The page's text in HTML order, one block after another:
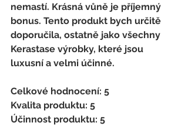
nemastí. Krásná vůně je příjemný
bonus. Tento produkt bych určitě
doporučila, ostatně jako všechny
Kerastase výrobky, které jsou
luxusní a velmi účinné.
Celkové hodnocení: 5
Kvalita produktu: 5
Účinnost produktu: 5